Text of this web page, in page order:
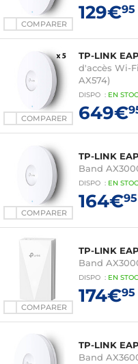
COMPARER
129€95
COMPARER
TP-LINK
d'accès Wi-
AX574)
DISPO : EN
649€
COMPARER
TP-LINK
Band
DISPO : EN
164€95
COMPARER
TP-LINK
Band
DISPO : EN
174€95
TP-LINK
Band